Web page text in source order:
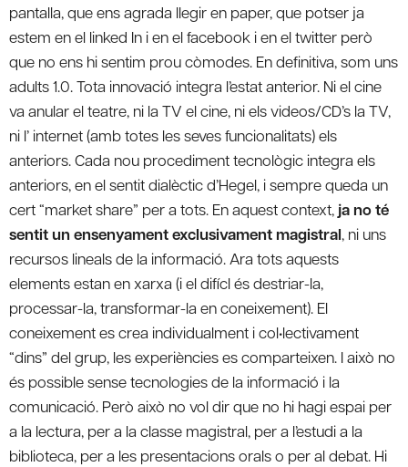
pantalla, que ens agrada llegir en paper, que potser ja
estem en el linked In i en el facebook i en el twitter però
que no ens hi sentim prou còmodes. En definitiva, som uns
adults 1.0. Tota innovació integra l’estat anterior. Ni el cine
va anular el teatre, ni la TV el cine, ni els videos/CD’s la TV,
ni l’ internet (amb totes les seves funcionalitats) els
anteriors. Cada nou procediment tecnològic integra els
anteriors, en el sentit dialèctic d’Hegel, i sempre queda un
cert “market share” per a tots. En aquest context, ja no té
sentit un ensenyament exclusivament magistral, ni uns
recursos lineals de la informació. Ara tots aquests
elements estan en xarxa (i el difícl és destriar-la,
processar-la, transformar-la en coneixement). El
coneixement es crea individualment i col•lectivament
“dins” del grup, les experiències es comparteixen. I això no
és possible sense tecnologies de la informació i la
comunicació. Però això no vol dir que no hi hagi espai per
a la lectura, per a la classe magistral, per a l’estudi a la
biblioteca, per a les presentacions orals o per al debat. Hi